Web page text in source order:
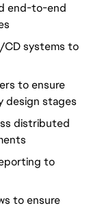
end-to-end
systems to
to ensure
design stages
distributed
to
to ensure